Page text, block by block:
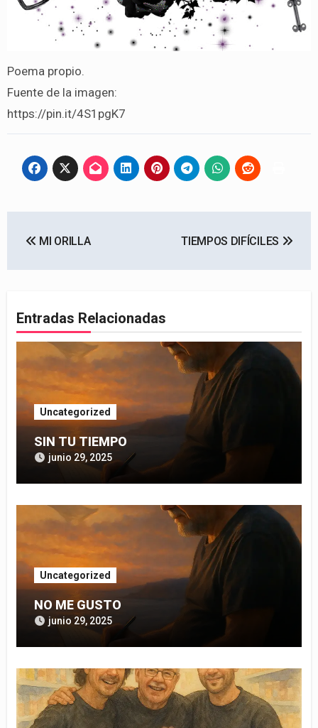
Poema propio.
Fuente de la imagen:
https://pin.it/4S1pgK7
de
MI ORILLA TIEMPOS DIFÍCILES
Entradas Relacionadas
Uncategorized
SIN TU TIEMPO
junio 29, 2025
Uncategorized
NO ME GUSTO
junio 29, 2025